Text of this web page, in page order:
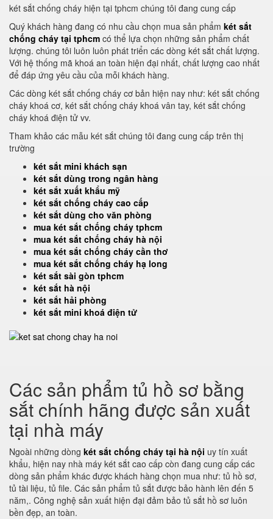
két sắt chống cháy hiện tại tphcm chúng tôi đang cung cấp
Quý khách hàng đang có nhu cầu chọn mua sản phẩm két sắt
chống cháy tại tphcm có thể lựa chọn những sản phẩm chất
lượng. chúng tôi luôn luôn phát triển các dòng két sắt chất lượng.
Với hệ thống mã khoá an toàn hiện đại nhất, chất lượng cao nhất
để đáp ứng yêu cầu của mỗi khách hàng.
Các dòng két sắt chống cháy cơ bản hiện nay như: két sắt chống
cháy khoá cơ, két sắt chống cháy khoá vân tay, két sắt chống
cháy khoá điện tử vv.
Tham khảo các mẫu két sắt chúng tôi đang cung cấp trên thị
trường
két sắt mini khách sạn
két sắt dùng trong ngân hàng
két sắt xuất khẩu mỹ
két sắt chống cháy cao cấp
két sắt dùng cho văn phòng
mua két sắt chống cháy tphcm
mua két sắt chống cháy hà nội
mua két sắt chống cháy cần thơ
mua két sắt chống cháy hạ long
két sắt sài gòn tphcm
két sắt hà nội
két sắt hải phòng
két sắt mini khoá điện tử
Các sản phẩm tủ hồ sơ bằng
sắt chính hãng được sản xuất
tại nhà máy
Ngoài những dòng két sắt chống cháy tại hà nội uy tín xuất
khẩu, hiện nay nhà máy két sắt cao cấp còn đang cung cấp các
dòng sản phẩm khác được khách hàng chọn mua như: tủ hồ sơ,
tủ tài liệu, tủ file. Các sản phẩm tủ sắt được bảo hành lên đến 5
năm,. Công nghệ sản xuất hiện đại đảm bảo tủ sắt hồ sơ luôn
bền đẹp, an toàn.